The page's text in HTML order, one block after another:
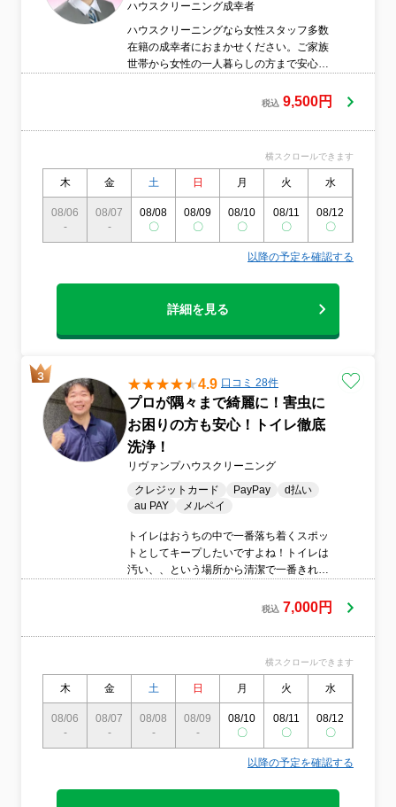
ハウスクリーニング成幸者
ハウスクリーニングなら女性スタッフ多数
在籍の成幸者におまかせください。ご家族
世帯から女性の一人暮らしの方まで安心し
術とホスピタリティーをもったスタッフが
税込 9,500円
横スクロールできます
木 金 土 日 月 火 水
08/06
-
08/07
-
08/08
〇
08/09
〇
08/10
〇
08/11
〇
08/12
〇
以降の予定を確認する
詳細を見る
4.9 口コミ 28件
プロが隅々まで綺麗に！害虫に
お困りの方も安心！トイレ徹底
洗浄！
リヴァンプハウスクリーニング
クレジットカード
PayPay
d払い
au PAY
メルペイ
トイレはおうちの中で一番落ち着くスポッ
トとしてキープしたいですよね！トイレは
汚い、、という場所から清潔で一番きれい
税込 7,000円
横スクロールできます
木 金 土 日 月 火 水
08/06
-
08/07
-
08/08
-
08/09
-
08/10
〇
08/11
〇
08/12
〇
以降の予定を確認する